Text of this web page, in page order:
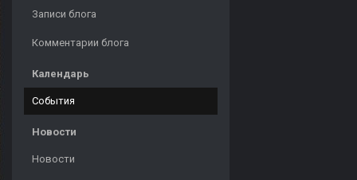
Записи блога
Комментарии блога
Календарь
События
Новости
Новости